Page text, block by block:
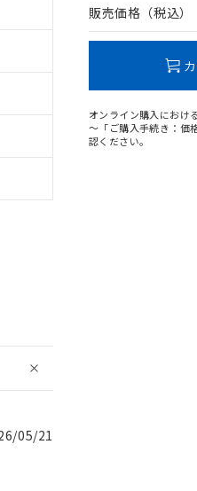
05/21
販売価格（税込）
オンライン購入におけ
～「ご購入手続き：価
認ください。